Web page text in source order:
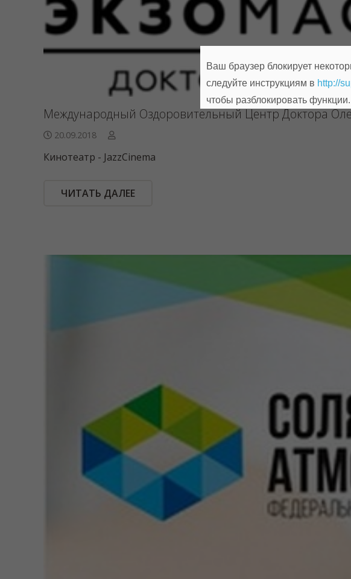
Международный Оздоровительный Центр Доктора
20.09.2018
Кинотеатр - JazzCinema
ЧИТАТЬ ДАЛЕЕ
Ваш браузер блокирует
следуйте инструкциям в http://
чтобы разблокировать функции.